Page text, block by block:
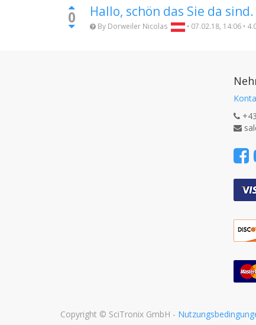
0 Hallo, schön das Sie da sind.
By Dorweiler Nicolas • 07.02.18, 14:06 •
Copyright © SciTronix GmbH -